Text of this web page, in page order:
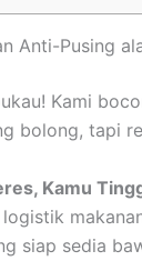
Anti-Pusing
Kami
bolong, tapi
Kamu
siap sedia